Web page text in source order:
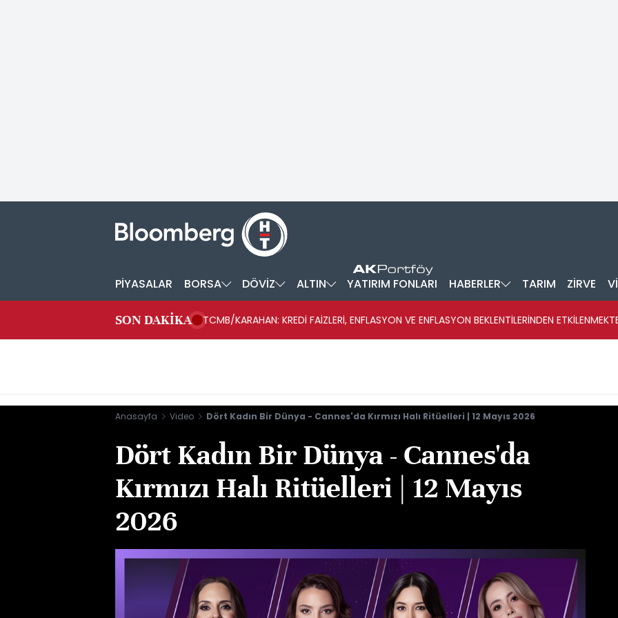
PİYASALAR BORSA DÖVİZ ALTIN YATIRIM FONLARI HABERLER TARIM ZİRVE
SON DAKİKA TCMB/KARAHAN: KREDİ FAİZLERİ, ENFLASYON VE ENFLASYON BEKLENTİLERİNDEN
Anasayfa Video Dört Kadın Bir Dünya - Cannes'da Kırmızı Halı Ritüelleri | 12 Mayıs 2026
Dört Kadın Bir Dünya - Cannes'da
Kırmızı Halı Ritüelleri | 12 Mayıs
2026